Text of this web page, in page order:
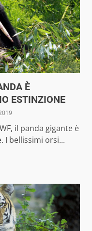
È
ESTINZIONE
il panda gigante è
I bellissimi orsi...